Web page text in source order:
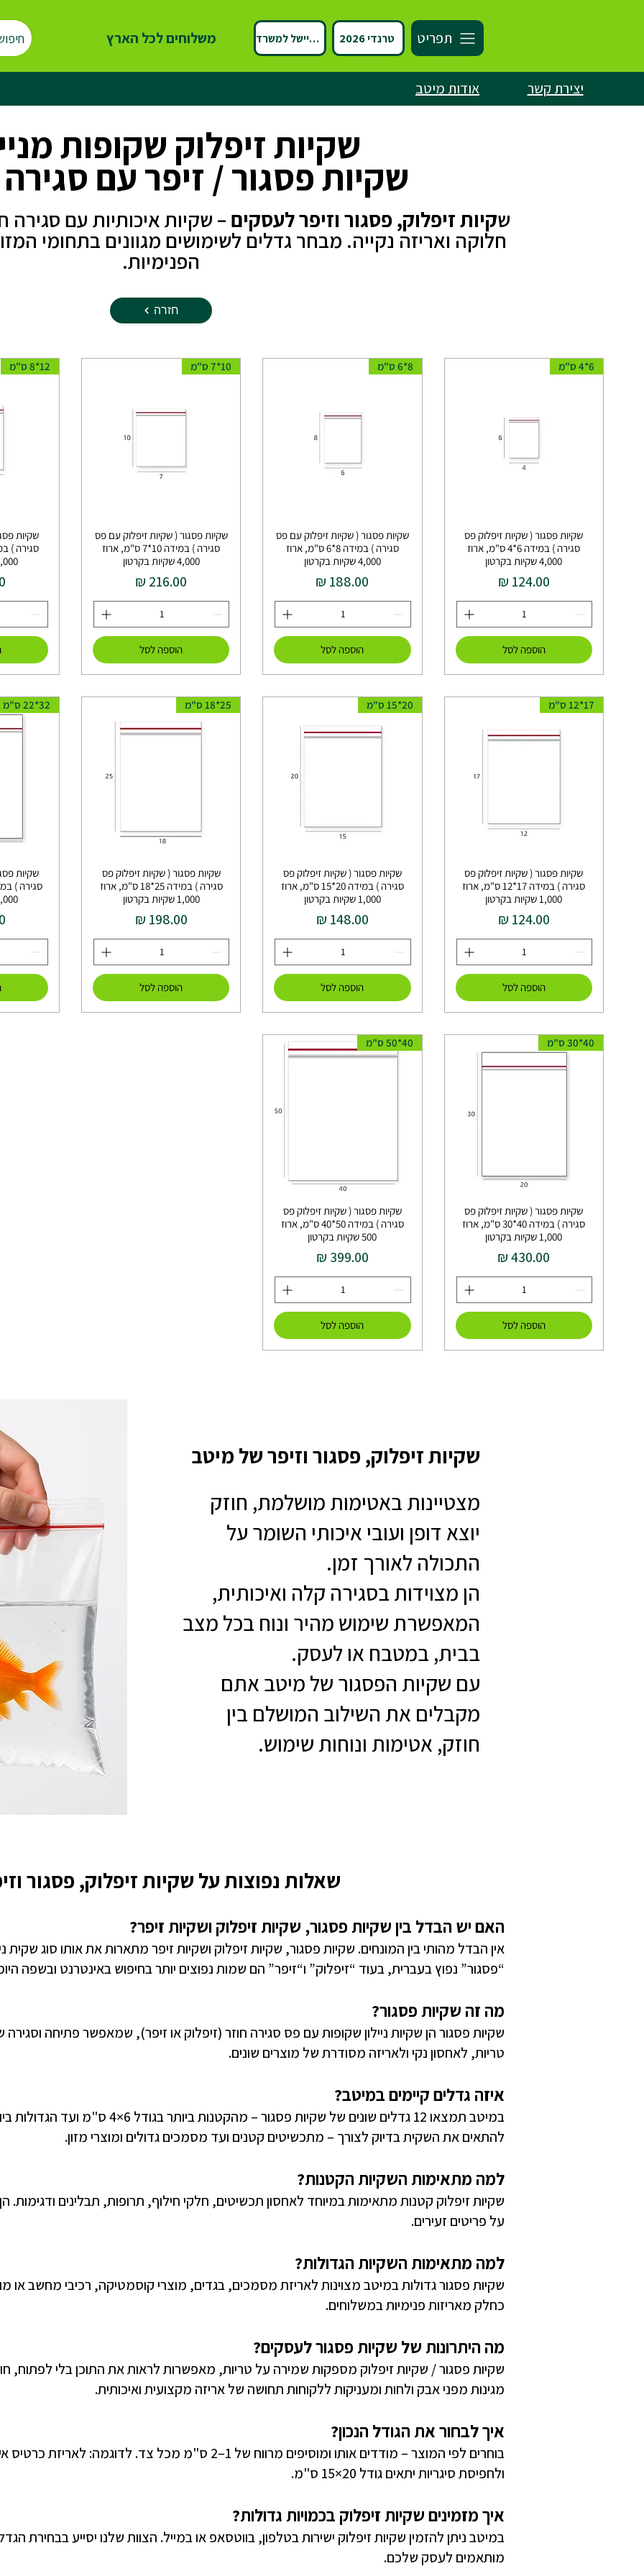
תפריט טרנדי 2026 ספיישל למשרד משלוחים לכל הארץ
יצירת קשר אודות מיטב
שקיות זיפלוק שקופות
שקיות פסגור / זיפר עם
שקיות זיפלוק, פסגור וזיפר לעסקים – שקיות איכותיות עם
חלוקה ואריזה נקייה. מבחר גדלים לשימושים מגוונים בתחומי
הפנימיות.
חזרה
6*4 ס"מ
שקיות פסגור ( שקיות זיפלוק פס
סגירה ) במידה 6*4 ס"מ, ארוז
4,000 שקיות בקרטון
מחיר
הוספה לסל
8*6 ס"מ
שקיות פסגור ( שקיות זיפלוק עם פס
סגירה ) במידה 8*6 ס"מ, ארוז
4,000 שקיות בקרטון
מחיר
הוספה לסל
10*7 ס"מ
שקיות פסגור ( שקיות זיפלוק עם פס
סגירה ) במידה 10*7 ס"מ, ארוז
4,000 שקיות בקרטון
מחיר
הוספה לסל
12*8 ס"מ
שקיות
4,000 שקיות
17*12 ס"מ
שקיות פסגור ( שקיות זיפלוק פס
סגירה ) במידה 17*12 ס"מ, ארוז
1,000 שקיות בקרטון
מחיר
הוספה לסל
20*15 ס"מ
שקיות פסגור ( שקיות זיפלוק פס
סגירה ) במידה 20*15 ס"מ, ארוז
1,000 שקיות בקרטון
מחיר
הוספה לסל
25*18 ס"מ
שקיות פסגור ( שקיות זיפלוק פס
סגירה ) במידה 25*18 ס"מ, ארוז
1,000 שקיות בקרטון
מחיר
הוספה לסל
32*22 ס"מ
שקיות
1,000 שקיות
40*30 ס"מ
שקיות פסגור ( שקיות זיפלוק פס
סגירה ) במידה 40*30 ס"מ, ארוז
1,000 שקיות בקרטון
מחיר
הוספה לסל
40*50 ס"מ
שקיות פסגור ( שקיות זיפלוק פס
סגירה ) במידה 50*40 ס"מ, ארוז
500 שקיות בקרטון
מחיר
הוספה לסל
שקיות זיפלוק, פסגור וזיפר של מיטב
מצטיינות באטימות מושלמת, חוזק
יוצא דופן ועובי איכותי השומר על
התכולה לאורך זמן.
הן מצוידות בסגירה קלה ואיכותית,
המאפשרת שימוש מהיר ונוח בכל מצב
בבית, במטבח או לעסק.
עם שקיות הפסגור של מיטב אתם
מקבלים את השילוב המושלם בין
חוזק, אטימות ונוחות שימוש.
שאלות נפוצות על שקיות זיפלוק, פסגור
האם יש הבדל בין שקיות פסגור, שקיות זיפלוק ושקיות זיפר?
אין הבדל מהותי בין המונחים. שקיות פסגור, שקיות זיפלוק ושקיות זיפר מתארות את אותו סוג שקית
“פסגור” נפוץ בעברית, בעוד “זיפלוק” ו“זיפר” הם שמות נפוצים יותר בחיפוש באינטרנט ובשפה
מה זה שקיות פסגור?
שקיות פסגור הן שקיות ניילון שקופות עם פס סגירה חוזר (זיפלוק או זיפר), שמאפשר פתיחה וסגירה
טריות, לאחסון נקי ולאריזה מסודרת של מוצרים שונים.
איזה גדלים קיימים במיטב?
להתאים את השקית בדיוק לצורך – מתכשיטים קטנים ועד מסמכים גדולים ומוצרי מזון.
למה מתאימות השקיות הקטנות?
שקיות זיפלוק קטנות מתאימות במיוחד לאחסון תכשיטים, חלקי חילוף, תרופות, תבלינים
על פריטים זעירים.
למה מתאימות השקיות הגדולות?
שקיות פסגור גדולות במיטב מצוינות לאריזת מסמכים, בגדים, מוצרי קוסמטיקה, רכיבי מחשב או
כחלק מאריזות פנימיות במשלוחים.
מה היתרונות של שקיות פסגור לעסקים?
שקיות פסגור / שקיות זיפלוק מספקות שמירה על טריות, מאפשרות לראות את התוכן בלי לפתוח,
מגינות מפני אבק ולחות ומעניקות ללקוחות תחושה של אריזה מקצועית ואיכותית.
איך לבחור את הגודל הנכון?
ולחפיסת סיגריות יתאים גודל 20×15 ס"מ.
איך מזמינים שקיות זיפלוק בכמויות גדולות?
במיטב ניתן להזמין שקיות זיפלוק ישירות בטלפון, בווטסאפ או במייל. הצוות שלנו יסייע בבחירת
מותאמים לעסק שלכם.